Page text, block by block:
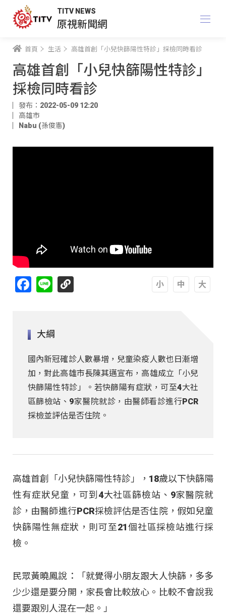
TITV NEWS
原視新聞網
首頁 生活 高雄首創「小兒快篩陽性特診」採檢同時看診
高雄首創「小兒快篩陽性特診」
採檢同時看診
發布：2022-05-09 12:20
高雄市
Nabu (孫俊憲)
Facebook
Line
大綱
國內新冠確診人數暴增，兒童染疫人數也日漸增
加，對此高雄市長陳其邁宣布，高雄成立「小兒
快篩陽性特診」。若快篩陽有症狀，可至4大社
區篩檢站、9家醫院就診，由醫師看診進行PCR
採檢並評估是否住院。
高雄首創「小兒快篩陽性特診」，18歲以下快篩陽
性有症狀兒童，可到4大社區篩檢站、9家醫院就
診，由醫師進行PCR採檢評估是否住院，假如兒童
快篩陽性無症狀，則可至21個社區採檢站進行採
檢。
民眾黃曉鳳說：「就覺得小朋友跟大人快篩，多多
少少還是要分開，家長會比較放心。比較不會說我
還要跟別人混在一起。」